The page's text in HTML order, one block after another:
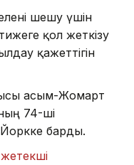
шешу үшін
қол жеткізу
қажеттігін
Қасым-Жомарт
74-ші
барды.
жетекші